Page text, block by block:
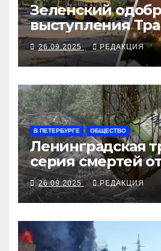
Зеленский
выступления
закрыли
рубеж
26.09.2025 РЕДАКЦИЯ
В ПЕТЕРБУРГЕ ОБЩЕСТВО
Ленинградская
серия смертей
алкосуррогата
26.09.2025 РЕДАКЦИЯ